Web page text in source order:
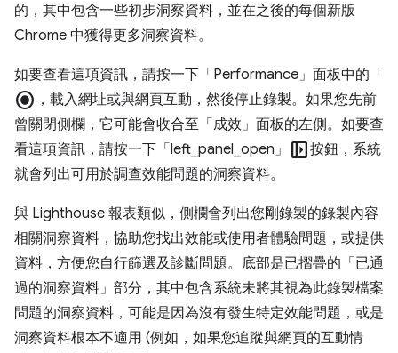
的，其中包含一些初步洞察資料，並在之後的每個新版
Chrome 中獲得更多洞察資料。
如要查看這項資訊，請按一下「Performance」面板中的「
radio_button_checked ，載入網址或與網頁互動，然後停止錄製。如果您先前
曾關閉側欄，它可能會收合至「成效」面板的左側。如要查
看這項資訊，請按一下「left_panel_open」 left_panel_open按鈕，系統
就會列出可用於調查效能問題的洞察資料。
與 Lighthouse 報表類似，側欄會列出您剛錄製的錄製內容
相關洞察資料，協助您找出效能或使用者體驗問題，或提供
資料，方便您自行篩選及診斷問題。底部是已摺疊的「已通
過的洞察資料」 部分，其中包含系統未將其視為此錄製檔案
問題的洞察資料，可能是因為沒有發生特定效能問題，或是
洞察資料根本不適用 (例如，如果您追蹤與網頁的互動情